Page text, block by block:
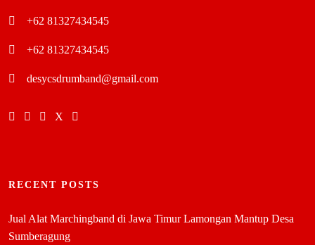
+62 81327434545
+62 81327434545
desycsdrumband@gmail.com
RECENT POSTS
Jual Alat Marchingband di Jawa Timur Lamongan Mantup Desa
Sumberagung